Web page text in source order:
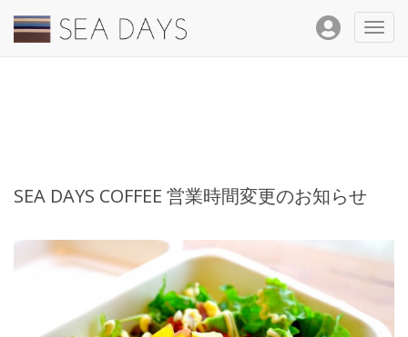
SEA DAYS COFFEE 営業時間変更のお知らせ